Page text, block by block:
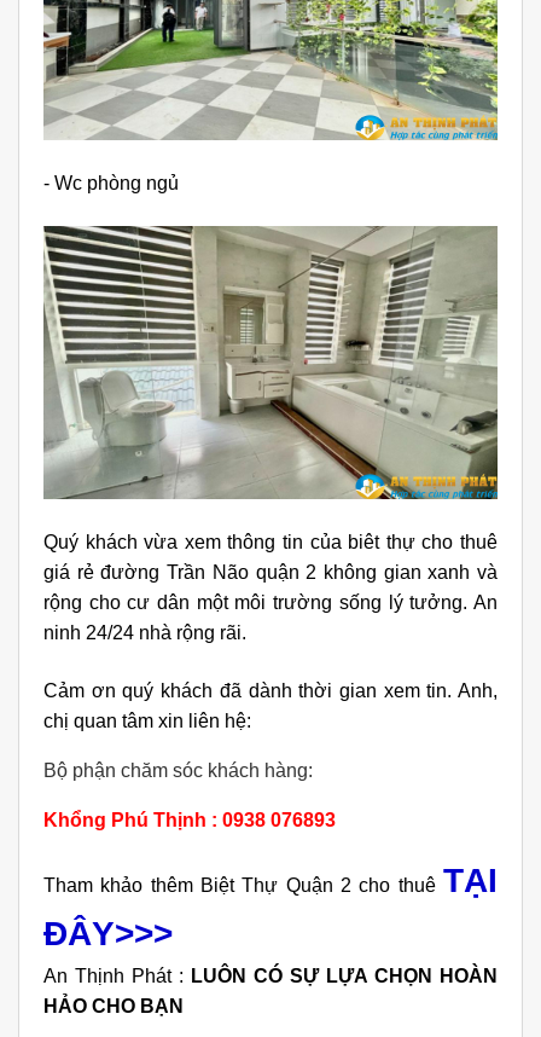
- Wc phòng ngủ
Quý khách vừa xem thông tin của biêt thự cho thuê
giá rẻ đường Trần Não quận 2 không gian xanh và
rộng cho cư dân một môi trường sống lý tưởng. An
ninh 24/24 nhà rộng rãi.
Cảm ơn quý khách đã dành thời gian xem tin. Anh,
chị quan tâm xin liên hệ:
Bộ phận chăm sóc khách hàng:
Khổng Phú Thịnh : 0938 076893
Tham khảo thêm Biệt Thự Quận 2 cho thuê TẠI
ĐÂY>>>
An Thịnh Phát : LUÔN CÓ SỰ LỰA CHỌN HOÀN
HẢO CHO BẠN